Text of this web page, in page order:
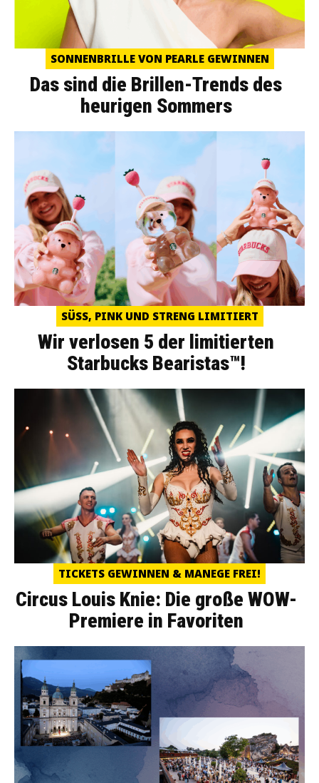
SONNENBRILLE VON PEARLE GEWINNEN
Das sind die Brillen-Trends des
heurigen Sommers
SÜSS, PINK UND STRENG LIMITIERT
Wir verlosen 5 der limitierten
Starbucks Bearistas™!
TICKETS GEWINNEN & MANEGE FREI!
Circus Louis Knie: Die große WOW-
Premiere in Favoriten